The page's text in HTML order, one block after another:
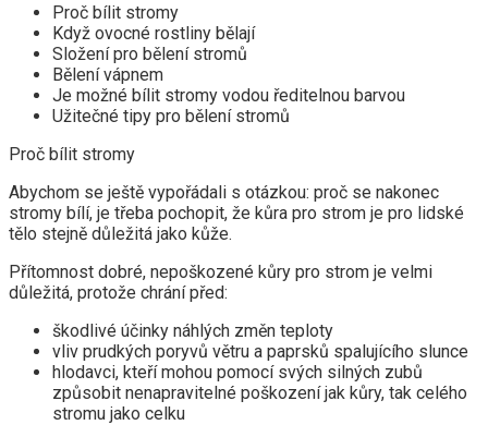
Proč bílit stromy
Když ovocné rostliny bělají
Složení pro bělení stromů
Bělení vápnem
Je možné bílit stromy vodou ředitelnou barvou
Užitečné tipy pro bělení stromů
Proč bílit stromy
Abychom se ještě vypořádali s otázkou: proč se nakonec
stromy bílí, je třeba pochopit, že kůra pro strom je pro lidské
tělo stejně důležitá jako kůže.
Přítomnost dobré, nepoškozené kůry pro strom je velmi
důležitá, protože chrání před:
škodlivé účinky náhlých změn teploty
vliv prudkých poryvů větru a paprsků spalujícího slunce
hlodavci, kteří mohou pomocí svých silných zubů
způsobit nenapravitelné poškození jak kůry, tak celého
stromu jako celku